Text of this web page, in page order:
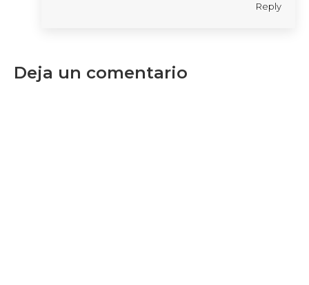
Reply
Deja un comentario